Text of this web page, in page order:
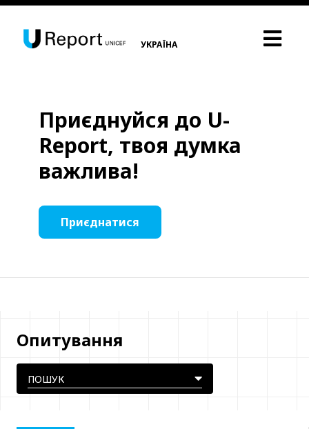
УКРАЇНА
Приєднуйся до U-
Report, твоя думка
важлива!
Приєднатися
Опитування